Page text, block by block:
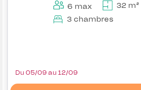
6 max
32
3 chambres
Du 05/09 au 12/09